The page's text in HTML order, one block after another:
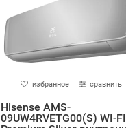
избранное сравнить
Hisense AMS-
09UW4RVETG00(S) WI-FI